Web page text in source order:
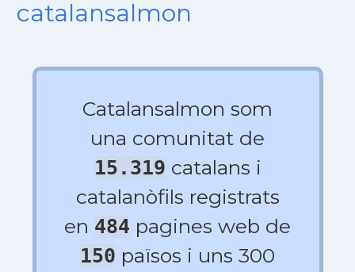
catalansalmon
Catalansalmon som
una comunitat de
15.319 catalans i
catalanòfils registrats
en 484 pagines web de
150 països i uns 300